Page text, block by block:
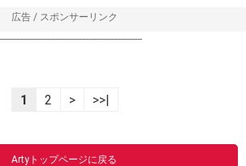
広告 / スポンサーリンク
1 2 > >>|
Artyトップページに戻る